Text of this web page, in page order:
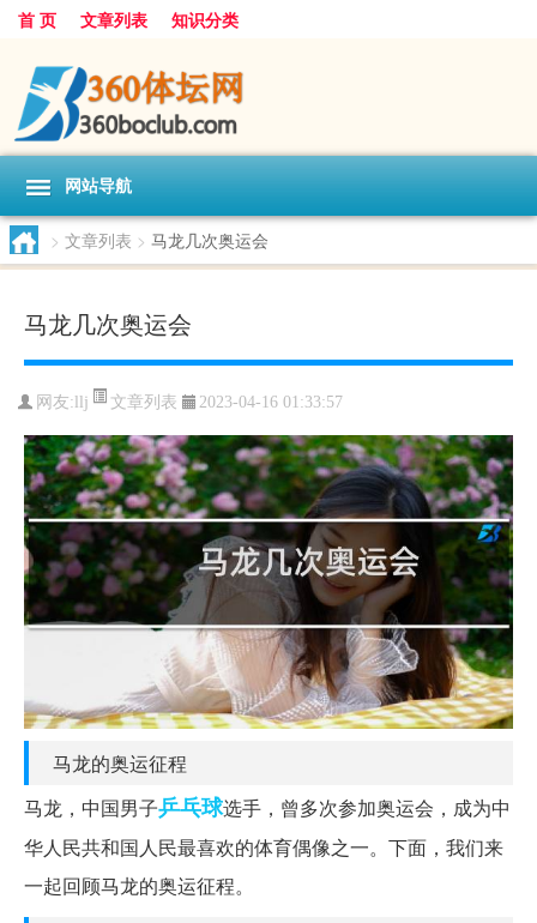
首 页 文章列表 知识分类
网站导航
> 文章列表 > 马龙几次奥运会
马龙几次奥运会
网友: llj 文章列表 2023-04-16 01:33:57
马龙的奥运征程
马龙，中国男子乒乓球选手，曾多次参加奥运会，成为中
华人民共和国人民最喜欢的体育偶像之一。下面，我们来
一起回顾马龙的奥运征程。